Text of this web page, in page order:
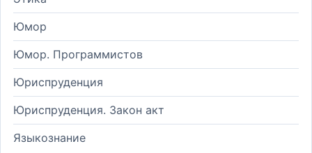
Юмор
Юмор. Программистов
Юриспруденция
Юриспруденция. Закон акт
Языкознание